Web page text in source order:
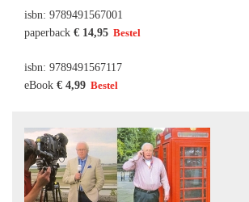
isbn: 9789491567001
paperback € 14,95
isbn: 9789491567117
eBook € 4,99